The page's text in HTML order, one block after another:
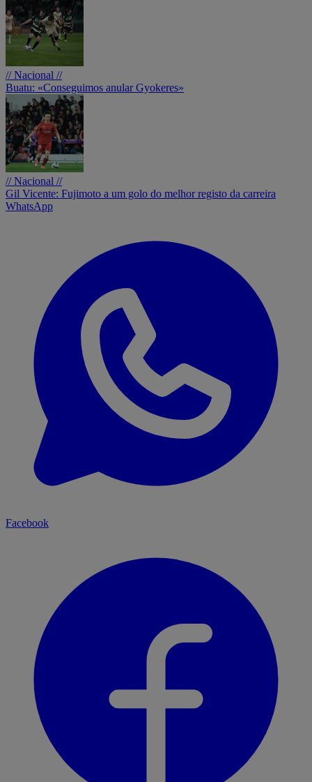
// Nacional //
Buatu: «Conseguimos anular Gyokeres»
// Nacional //
Gil Vicente: Fujimoto a um golo do melhor registo da carreira
WhatsApp
Facebook